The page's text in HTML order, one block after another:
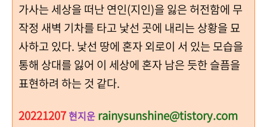
가사는 세상을 떠난 연인(지인)을 잃은 허전함에 무
작정 새벽 기차를 타고 낯선 곳에 내리는 상황을 묘
사하고 있다. 낯선 땅에 혼자 외로이 서 있는 모습을
통해 상대를 잃어 이 세상에 혼자 남은 듯한 슬픔을
표현하려 하는 것 같다.
20221207 현지운 rainysunshine@tistory.com